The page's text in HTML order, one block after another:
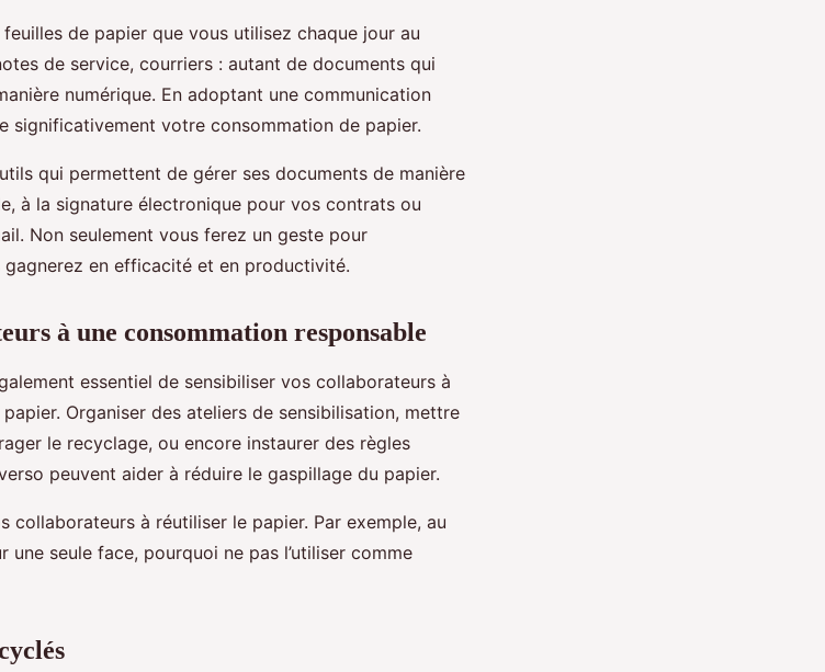
de papier que vous utilisez chaque jour au
de service, courriers : autant de documents qui
numérique. En adoptant une communication
significativement votre consommation de papier.
qui permettent de gérer ses documents de manière
à la signature électronique pour vos contrats ou
Non seulement vous ferez un geste pour
gagnerez en efficacité et en productivité.
à une consommation responsable
essentiel de sensibiliser vos collaborateurs à
Organiser des ateliers de sensibilisation, mettre
le recyclage, ou encore instaurer des règles
peuvent aider à réduire le gaspillage du papier.
collaborateurs à réutiliser le papier. Par exemple, au
une seule face, pourquoi ne pas l’utiliser comme